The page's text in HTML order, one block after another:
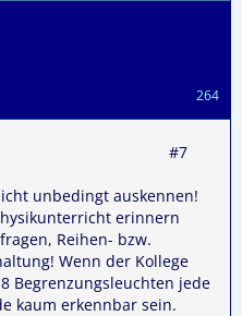
264
#7
unbedingt auskennen!
erinnern
Reihen- bzw.
Wenn der Kollege
Begrenzungsleuchten jede
kaum erkennbar sein.